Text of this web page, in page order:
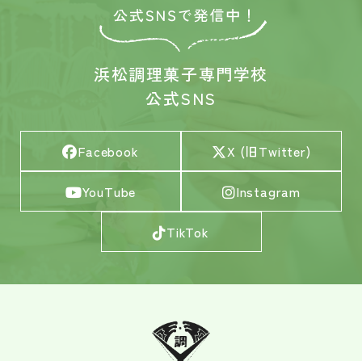
浜松調理菓子専門学校
公式SNS
Facebook X (旧Twitter)
YouTube Instagram
TikTok